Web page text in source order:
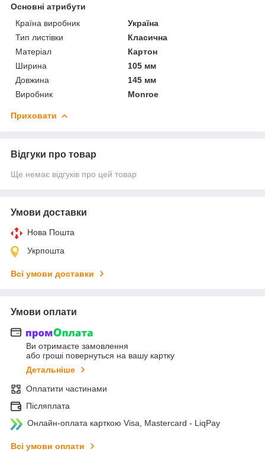
Основні атрибути
Країна виробник
Україна
Тип листівки
Класична
Матеріал
Картон
Ширина
105 мм
Довжина
145 мм
Виробник
Monroe
Приховати
Відгуки про товар
Ще немає відгуків про цей товар
Умови доставки
Нова Пошта
Укрпошта
Всі умови доставки
Умови оплати
Ви отримаєте замовлення
або гроші повернуться на вашу картку
Детальніше
Оплатити частинами
Післяплата
Онлайн-оплата карткою Visa, Mastercard - LiqPay
Всі умови оплати